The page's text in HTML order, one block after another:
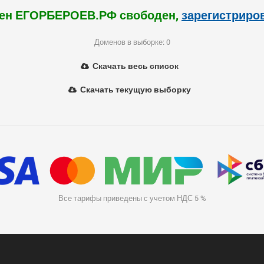
ЕГОРБЕРОЕВ.РФ свободен,
Доменов в выборке: 0
Скачать весь список
Скачать текущую выборку
Все тарифы приведены с учетом НДС 5 %